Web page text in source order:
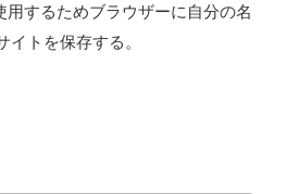
用するためブラウザーに自分の名
トを保存する。